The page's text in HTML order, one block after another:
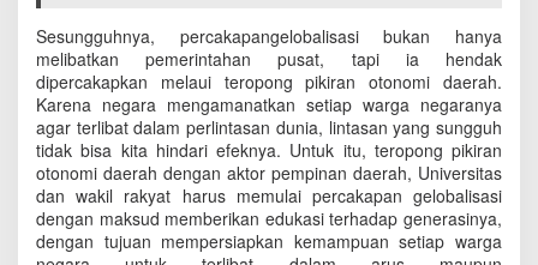
Sesungguhnya, percakapangelobalisasi bukan hanya
melibatkan pemerintahan pusat, tapi ia hendak
dipercakapkan melaui teropong pikiran otonomi daerah.
Karena negara mengamanatkan setiap warga negaranya
agar terlibat dalam perlintasan dunia, lintasan yang sungguh
tidak bisa kita hindari efeknya. Untuk itu, teropong pikiran
otonomi daerah dengan aktor pempinan daerah, Universitas
dan wakil rakyat harus memulai percakapan gelobalisasi
dengan maksud memberikan edukasi terhadap generasinya,
dengan tujuan mempersiapkan kemampuan setiap warga